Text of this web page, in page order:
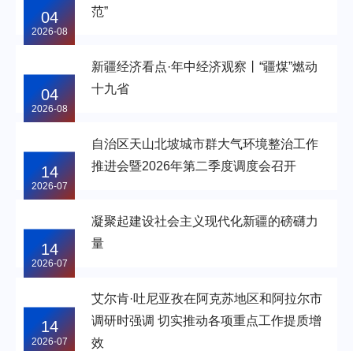
04
2026-08
范”
04
2026-08
新疆经济看点·年中经济观察丨“疆煤”燃动
十九省
14
2026-07
自治区天山北坡城市群大气环境整治工作
推进会暨2026年第二季度调度会召开
14
2026-07
凝聚起建设社会主义现代化新疆的磅礴力
量
14
2026-07
艾尔肯·吐尼亚孜在阿克苏地区和阿拉尔市
调研时强调 切实推动各项重点工作提质增
效